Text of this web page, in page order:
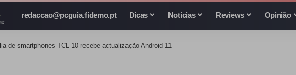
redaccao@pcguia.fidemo.pt Dicas Notícias Reviews Opinião
de smartphones TCL 10 recebe actualização Android 11